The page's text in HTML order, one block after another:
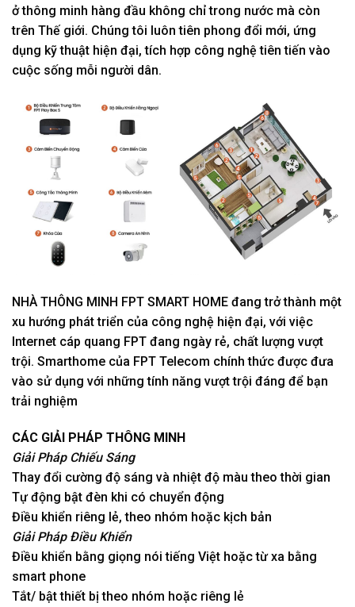
ở thông minh hàng đầu không chỉ trong nước mà còn
trên Thế giới. Chúng tôi luôn tiên phong đổi mới, ứng
dụng kỹ thuật hiện đại, tích hợp công nghệ tiên tiến vào
cuộc sống mỗi người dân.
NHÀ THÔNG MINH FPT SMART HOME đang trở thành một
xu hướng phát triển của công nghệ hiện đại, với việc
Internet cáp quang FPT đang ngày rẻ, chất lượng vượt
trội. Smarthome của FPT Telecom chính thức được đưa
vào sử dụng với những tính năng vượt trội đáng để bạn
trải nghiệm
CÁC GIẢI PHÁP THÔNG MINH
Giải Pháp Chiếu Sáng
Thay đổi cường độ sáng và nhiệt độ màu theo thời gian
Tự động bật đèn khi có chuyển động
Điều khiển riêng lẻ, theo nhóm hoặc kịch bản
Giải Pháp Điều Khiển
Điều khiển bằng giọng nói tiếng Việt hoặc từ xa bằng
smart phone
Tắt/ bật thiết bị theo nhóm hoặc riêng lẻ